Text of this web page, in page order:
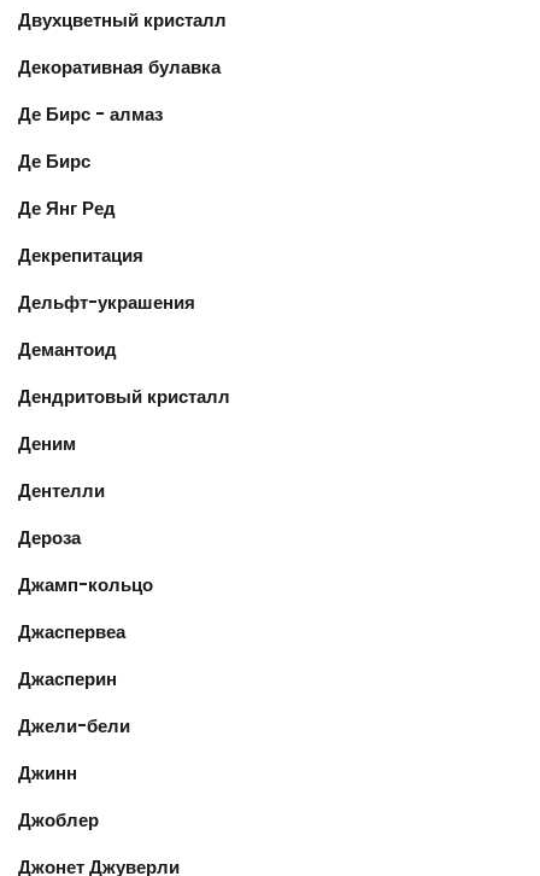
Двухцветный кристалл
Декоративная булавка
Де Бирс - алмаз
Де Бирс
Де Янг Ред
Декрепитация
Дельфт-украшения
Демантоид
Дендритовый кристалл
Деним
Дентелли
Дероза
Джамп-кольцо
Джаспервеа
Джасперин
Джели-бели
Джинн
Джоблер
Джонет Джуверли